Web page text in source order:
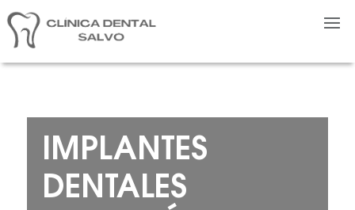
IMPLANTES
DENTALES